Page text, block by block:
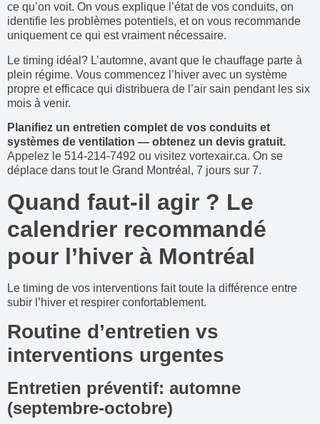
ce qu’on voit. On vous explique l’état de vos conduits, on
identifie les problèmes potentiels, et on vous recommande
uniquement ce qui est vraiment nécessaire.
Le timing idéal? L’automne, avant que le chauffage parte à
plein régime. Vous commencez l’hiver avec un système
propre et efficace qui distribuera de l’air sain pendant les six
mois à venir.
Planifiez un entretien complet de vos conduits et
systèmes de ventilation — obtenez un devis gratuit.
Appelez le 514-214-7492 ou visitez vortexair.ca. On se
déplace dans tout le Grand Montréal, 7 jours sur 7.
Quand faut-il agir ? Le
calendrier recommandé
pour l’hiver à Montréal
Le timing de vos interventions fait toute la différence entre
subir l’hiver et respirer confortablement.
Routine d’entretien vs
interventions urgentes
Entretien préventif: automne
(septembre-octobre)